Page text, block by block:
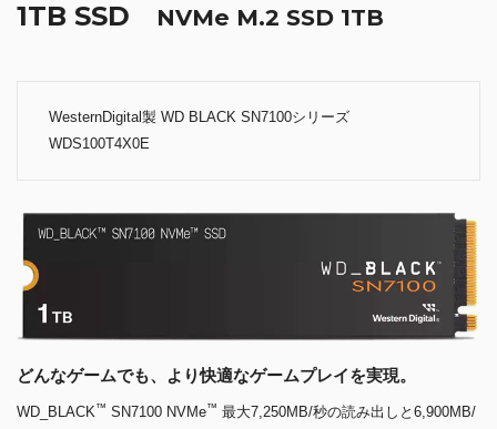
1TB SSD NVMe M.2 SSD 1TB
WesternDigital製 WD BLACK SN7100シリーズ
WDS100T4X0E
どんなゲームでも、より快適なゲームプレイを実現。
WD_BLACK™ SN7100 NVMe™ 最大7,250MB/秒の読み出しと6,900MB/